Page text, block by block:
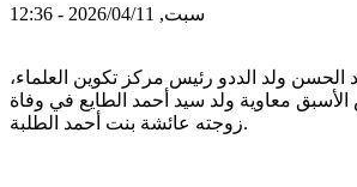
سبت, 2026/04/11 - 12:36
الحسن ولد الددو رئيس مركز تكوين العلماء،
الأسبق معاوية ولد سيد أحمد الطايع في وفاة
زوجته عائشة بنت أحمد الطلبة.